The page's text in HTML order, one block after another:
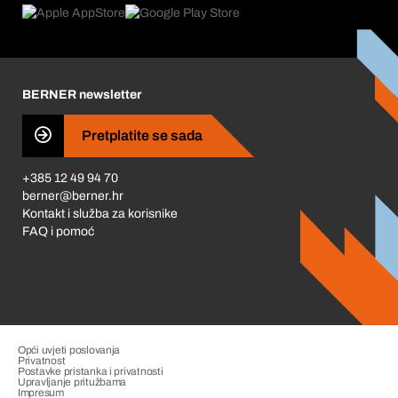
Što nas pokreće
Business Conduct
BERNER newsletter
Pretplatite se sada
+385 12 49 94 70
berner@berner.hr
Kontakt i služba za korisnike
FAQ i pomoć
Opći uvjeti poslovanja
Privatnost
Postavke pristanka i privatnosti
Upravljanje pritužbama
Impresum